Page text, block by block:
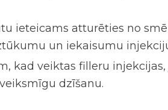
ieteicams atturēties no
un iekaisumu
kad veiktas filleru injekcijas
dzīšanu.